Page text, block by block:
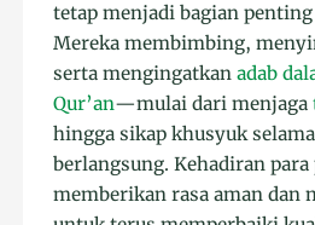
tetap menjadi bagian
Mereka membimbing,
serta mengingatkanadab
Qur’an—mulai dari menjaga
hingga sikap khusyuk
berlangsung. Kehadiran
memberikan rasa aman dan